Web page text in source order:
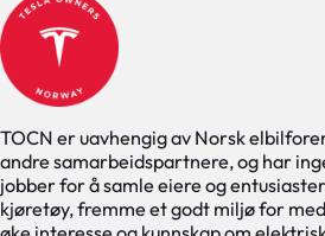
TOCN er uavhengig av Norsk
andre samarbeidspartnere, og har
jobber for å samle eiere og
kjøretøy, fremme et godt miljø for